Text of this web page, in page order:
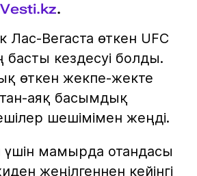
Vesti.kz.
Лас-Вегаста өткен UFC
басты кездесуі болды.
өткен жекпе-жекте
аяқ басымдық
шешімімен жеңді.
үшін мамырда отандасы
жеңілгеннен кейінгі